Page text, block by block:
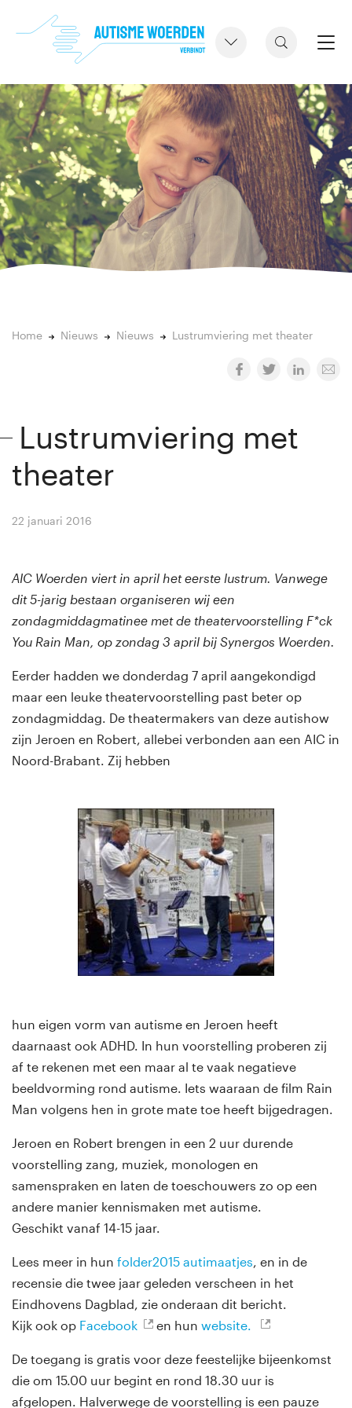
Home Nieuws Nieuws Lustrumviering met theater
Lustrumviering met
theater
22 januari 2016
AIC Woerden viert in april het eerste lustrum. Vanwege
dit 5-jarig bestaan organiseren wij een
zondagmiddagmatinee met de theatervoorstelling F*ck
You Rain Man, op zondag 3 april bij Synergos Woerden.
Eerder hadden we donderdag 7 april aangekondigd
maar een leuke theatervoorstelling past beter op
zondagmiddag. De theatermakers van deze autishow
zijn Jeroen en Robert, allebei verbonden aan een AIC in
Noord-Brabant. Zij hebben
hun eigen vorm van autisme en Jeroen heeft
daarnaast ook ADHD. In hun voorstelling proberen zij
af te rekenen met een maar al te vaak negatieve
beeldvorming rond autisme. Iets waaraan de film Rain
Man volgens hen in grote mate toe heeft bijgedragen.
Jeroen en Robert brengen in een 2 uur durende
voorstelling zang, muziek, monologen en
samenspraken en laten de toeschouwers zo op een
andere manier kennismaken met autisme.
Geschikt vanaf 14-15 jaar.
Lees meer in hun folder2015 autimaatjes, en in de
recensie die twee jaar geleden verscheen in het
Eindhovens Dagblad, zie onderaan dit bericht.
Kijk ook op Facebook en hun website.
De toegang is gratis voor deze feestelijke bijeenkomst
die om 15.00 uur begint en rond 18.30 uur is
afgelopen. Halverwege de voorstelling is een pauze